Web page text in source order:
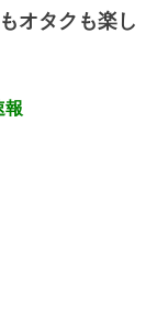
オタクも楽し
報